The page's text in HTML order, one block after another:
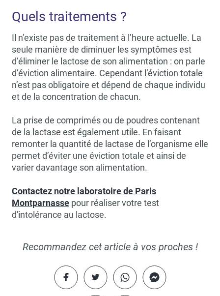
Quels traitements ?
Il n’existe pas de traitement à l’heure actuelle. La
seule manière de diminuer les symptômes est
d’éliminer le lactose de son alimentation : on parle
d’éviction alimentaire. Cependant l’éviction totale
n’est pas obligatoire et dépend de chaque individu
et de la concentration de chacun.
La prise de comprimés ou de poudres contenant
de la lactase est également utile. En faisant
remonter la quantité de lactase de l’organisme elle
permet d’éviter une éviction totale et ainsi de
varier davantage son alimentation.
Contactez notre laboratoire de Paris
Montparnasse pour réaliser votre test
d'intolérance au lactose.
Recommandez cet article à vos proches !